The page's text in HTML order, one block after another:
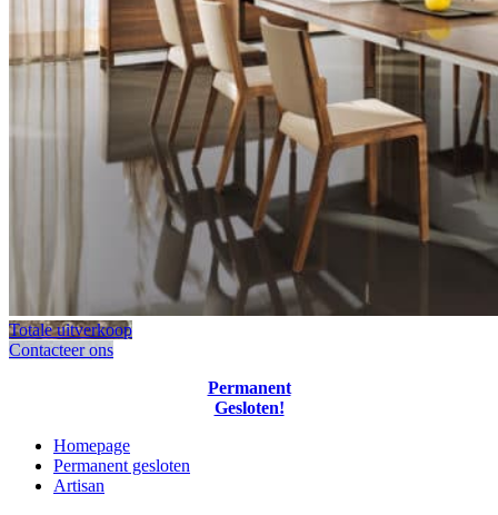
Totale uitverkoop
Contacteer ons
Permanent
Gesloten!
Homepage
Permanent gesloten
Artisan